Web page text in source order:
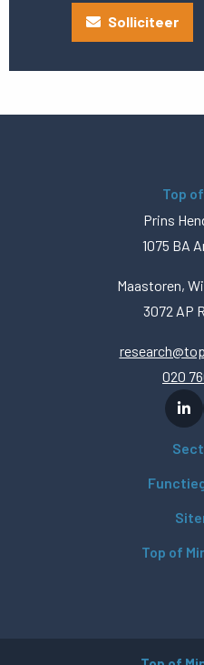
Solliciteer
Top
Prins
1075 BA
Maastoren,
3072 AP
020
Top of